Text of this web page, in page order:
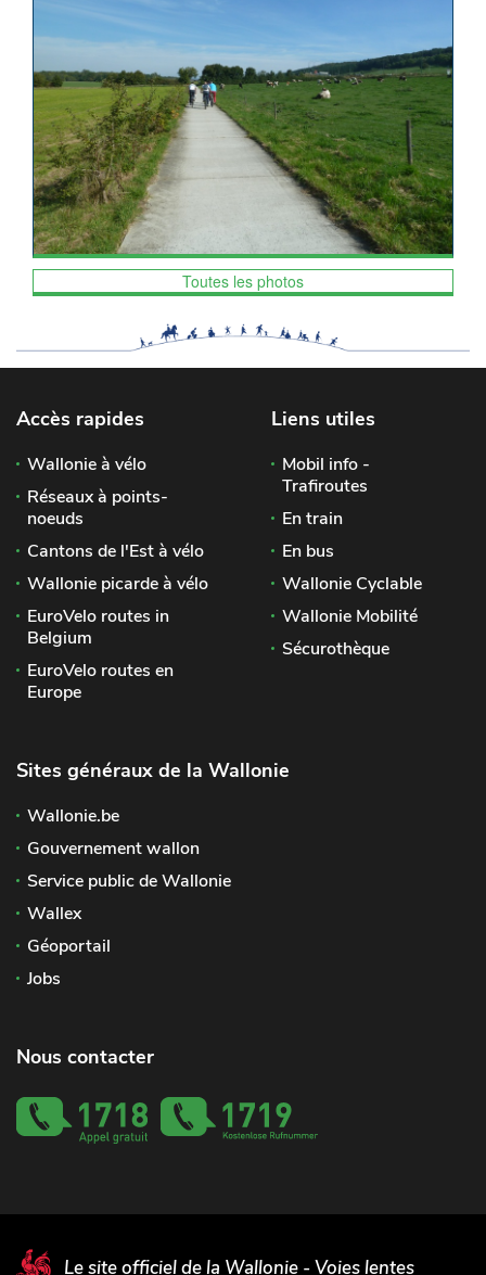
Toutes les photos
Accès rapides
Wallonie à vélo
Réseaux à points-
noeuds
Cantons de l'Est à vélo
Wallonie picarde à vélo
EuroVelo routes in
Belgium
EuroVelo routes en
Europe
Liens utiles
Mobil info -
Trafiroutes
En train
En bus
Wallonie Cyclable
Wallonie Mobilité
Sécurothèque
Sites généraux de la Wallonie
Wallonie.be
Gouvernement wallon
Service public de Wallonie
Wallex
Géoportail
Jobs
Nous contacter
Le site officiel de la Wallonie - Voies lentes